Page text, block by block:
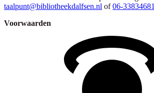
taalpunt@bibliotheekdalfsen.nl of 06-33834681
Voorwaarden